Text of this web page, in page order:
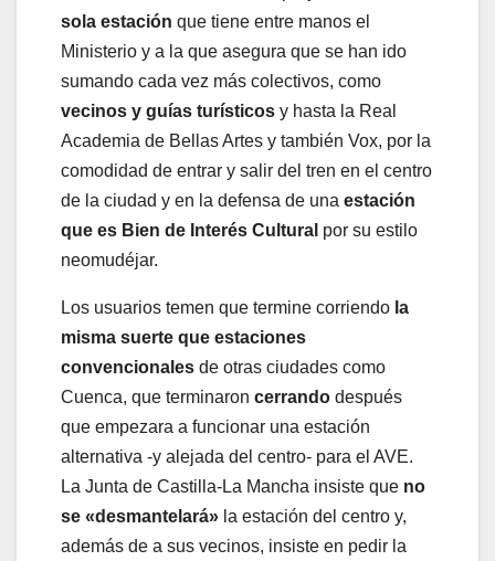
sola estación que tiene entre manos el
Ministerio y a la que asegura que se han ido
sumando cada vez más colectivos, como
vecinos y guías turísticos y hasta la Real
Academia de Bellas Artes y también Vox, por la
comodidad de entrar y salir del tren en el centro
de la ciudad y en la defensa de una estación
que es Bien de Interés Cultural por su estilo
neomudéjar.
Los usuarios temen que termine corriendo la
misma suerte que estaciones
convencionales de otras ciudades como
Cuenca, que terminaron cerrando después
que empezara a funcionar una estación
alternativa -y alejada del centro- para el AVE.
La Junta de Castilla-La Mancha insiste que no
se «desmantelará» la estación del centro y,
además de a sus vecinos, insiste en pedir la